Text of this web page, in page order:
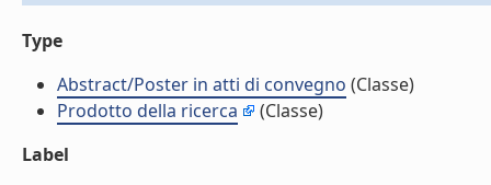
Type
Abstract/Poster in atti di convegno (Classe)
Prodotto della ricerca
(Classe)
Label